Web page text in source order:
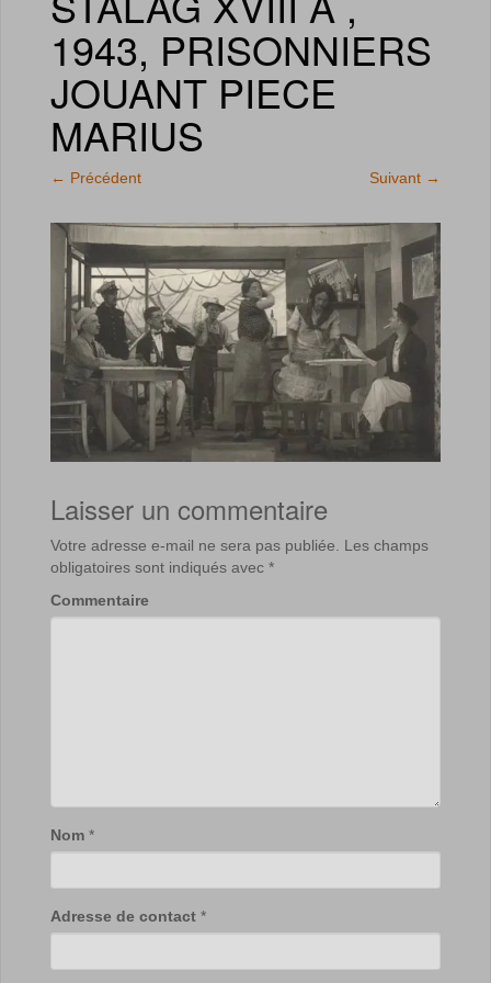
1943, PRISONNIERS
JOUANT PIECE
MARIUS
← Précédent Suivant →
Laisser un commentaire
Votre adresse e-mail ne sera pas publiée. Les champs
obligatoires sont indiqués avec *
Commentaire
Nom *
Adresse de contact *